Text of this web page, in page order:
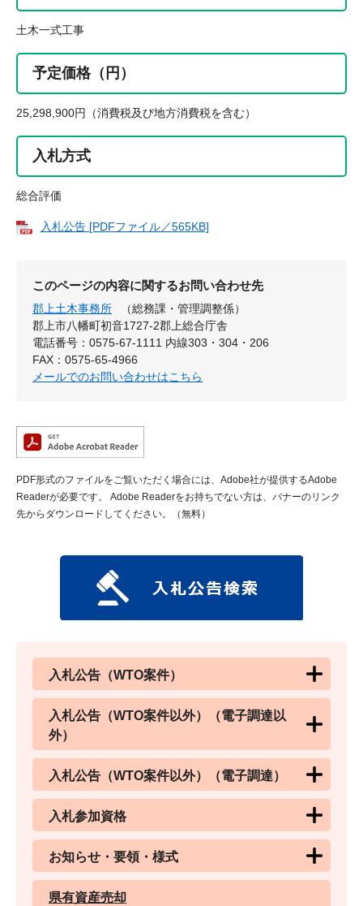
土木一式工事
予定価格（円）
25,298,900円（消費税及び地方消費税を含む）
入札方式
総合評価
入札公告 [PDFファイル／565KB]
このページの内容に関するお問い合わせ先
郡上土木事務所
（総務課・管理調整係）
郡上市八幡町初音1727-2郡上総合庁舎
電話番号：0575-67-1111 内線303・304・206
FAX：0575-65-4966
メールでのお問い合わせはこちら
PDF形式のファイルをご覧いただく場合には、Adobe社が提供するAdobe
Readerが必要です。
Adobe Readerをお持ちでない方は、バナーのリンク
先からダウンロードしてください。（無料）
入札公告（WTO案件）
入札公告（WTO案件以外）（電子調達以
外）
入札公告（WTO案件以外）（電子調達）
入札参加資格
お知らせ・要領・様式
県有資産売却